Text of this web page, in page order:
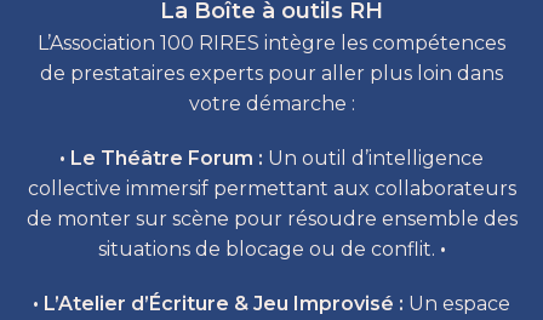
La Boîte à outils RH
L’Association 100 RIRES intègre les compétences
de prestataires experts pour aller plus loin dans
votre démarche :
• Le Théâtre Forum : Un outil d’intelligence
collective immersif permettant aux collaborateurs
de monter sur scène pour résoudre ensemble des
situations de blocage ou de conflit. •
• L’Atelier d’Écriture & Jeu Improvisé : Un espace